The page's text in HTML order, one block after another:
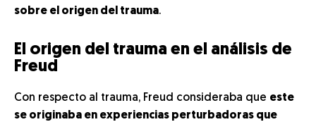
sobre el origen del trauma.
El origen del trauma en el análisis de
Freud
Con respecto al trauma, Freud consideraba que este
se originaba en experiencias perturbadoras que